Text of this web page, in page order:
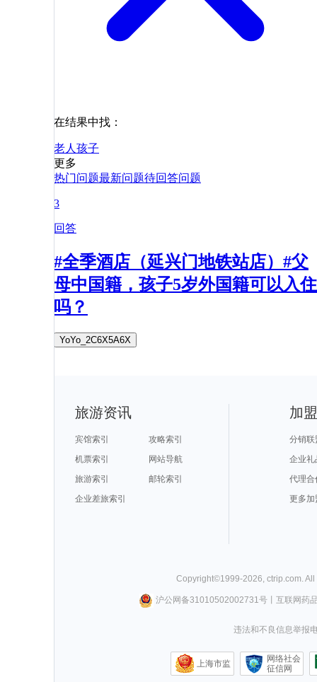
在结果中找：
老人 孩子
更多
热门问题最新问题待回答问题
3
回答
#全季酒店（延兴门地铁站店）#父
母中国籍，孩子5岁外国籍可以入住
吗？
YoYo_2C6X5A6X
旅游资讯
宾馆索引
攻略索引
机票索引
网站导航
旅游索引
邮轮索引
企业差旅索引
加
分销联
企业礼
代理合
更多加
Copyright©1999-2026 ctrip.com .
沪公网备31010502002731号丨 互联网药
违法和不良信息举报
上海市监
网络社会
征信网